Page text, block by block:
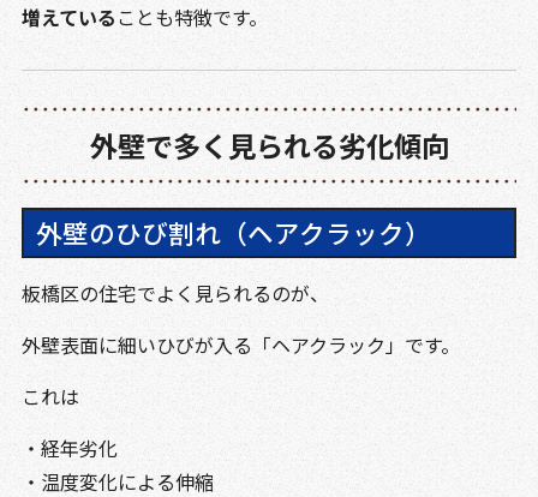
増えていることも特徴です。
外壁で多く見られる劣化傾向
外壁のひび割れ（ヘアクラック）
板橋区の住宅でよく見られるのが、
外壁表面に細いひびが入る「ヘアクラック」です。
これは
・経年劣化
・温度変化による伸縮